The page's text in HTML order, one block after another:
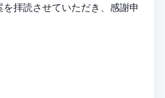
を拝読させていただき、感謝申